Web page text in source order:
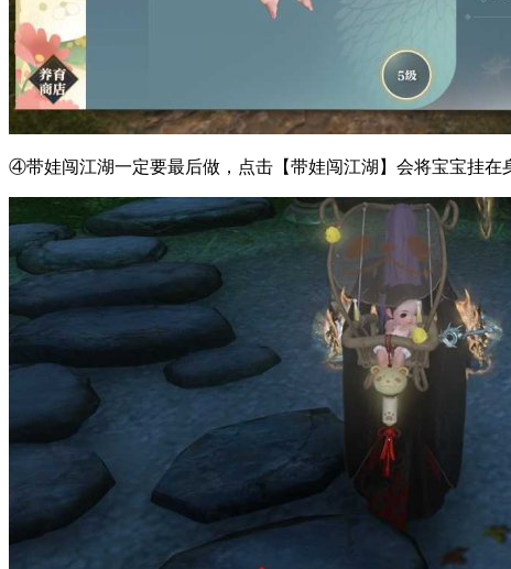
④带娃闯江湖一定要最后做，点击【带娃闯江湖】会将宝宝挂在